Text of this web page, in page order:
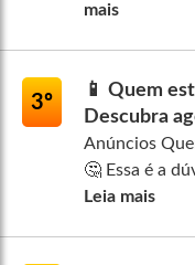
mais
3º
📱 Quem
Descubra
Anúncios
🤔 Essa é a
Leia mais